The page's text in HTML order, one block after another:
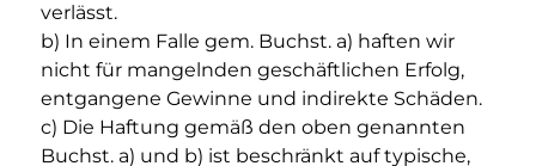
verlässt.
b) In einem Falle gem. Buchst. a) haften wir
nicht für mangelnden geschäftlichen Erfolg,
entgangene Gewinne und indirekte Schäden.
c) Die Haftung gemäß den oben genannten
Buchst. a) und b) ist beschränkt auf typische,